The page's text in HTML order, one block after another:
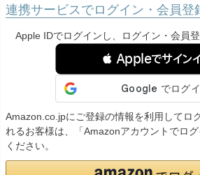
連携サービスでログイン・会員登
Apple IDでログインし、ログイン・会員
 Appleでサイン
Amazon.co.jpにご登録の情報を利用してロ
れるお客様は、「Amazonアカウントでロ
ください。